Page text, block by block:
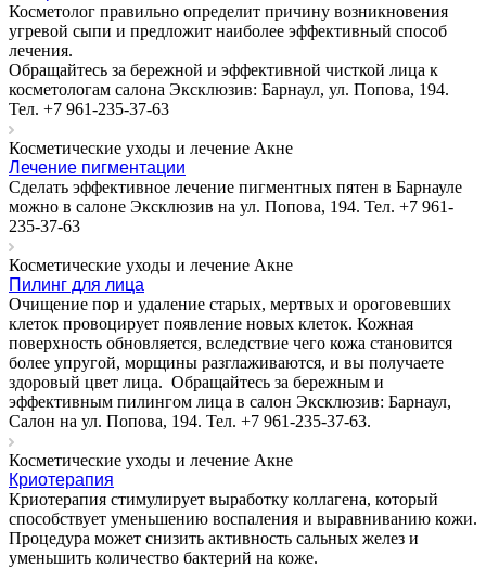
Косметолог правильно определит причину возникновения
угревой сыпи и предложит наиболее эффективный способ
лечения.
Обращайтесь за бережной и эффективной чисткой лица к
косметологам салона Эксклюзив: Барнаул, ул. Попова, 194.
Тел. +7 961-235-37-63
Косметические уходы и лечение Акне
Лечение пигментации
Сделать эффективное лечение пигментных пятен в Барнауле
можно в салоне Эксклюзив на ул. Попова, 194. Тел. +7 961-
235-37-63
Косметические уходы и лечение Акне
Пилинг для лица
Очищение пор и удаление старых, мертвых и ороговевших
клеток провоцирует появление новых клеток. Кожная
поверхность обновляется, вследствие чего кожа становится
более упругой, морщины разглаживаются, и вы получаете
здоровый цвет лица. Обращайтесь за бережным и
эффективным пилингом лица в салон Эксклюзив: Барнаул,
Салон на ул. Попова, 194. Тел. +7 961-235-37-63.
Косметические уходы и лечение Акне
Криотерапия
Криотерапия стимулирует выработку коллагена, который
способствует уменьшению воспаления и выравниванию кожи.
Процедура может снизить активность сальных желез и
уменьшить количество бактерий на коже.